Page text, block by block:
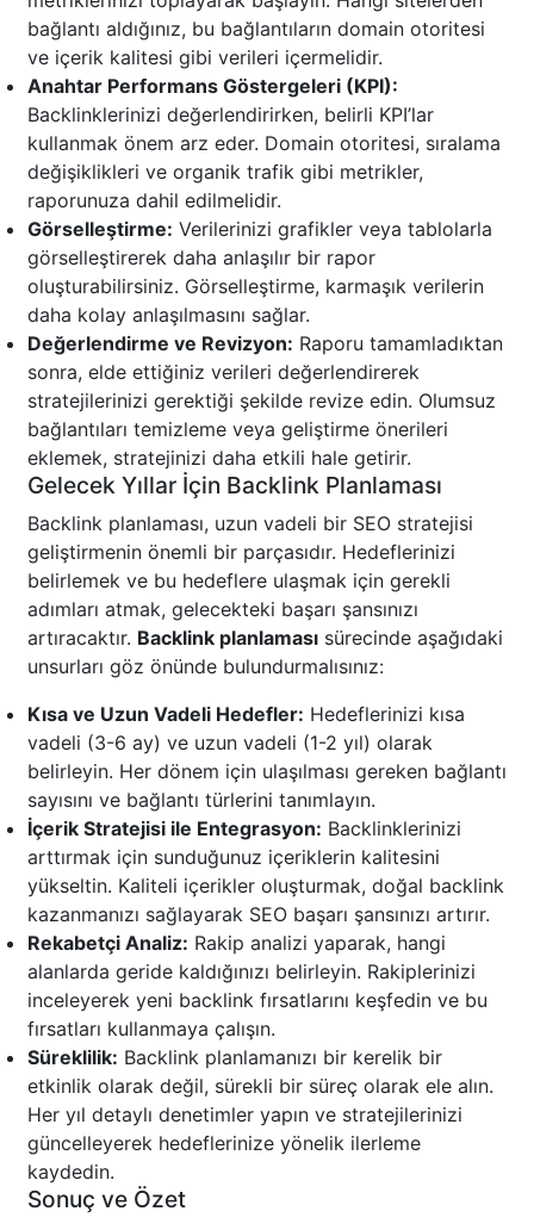
bağlantı aldığınız, bu bağlantıların domain otoritesi
ve içerik kalitesi gibi verileri içermelidir.
Anahtar Performans Göstergeleri (KPI):
Backlinklerinizi değerlendirirken, belirli KPI’lar
kullanmak önem arz eder. Domain otoritesi, sıralama
değişiklikleri ve organik trafik gibi metrikler,
raporunuza dahil edilmelidir.
Görselleştirme: Verilerinizi grafikler veya tablolarla
görselleştirerek daha anlaşılır bir rapor
oluşturabilirsiniz. Görselleştirme, karmaşık verilerin
daha kolay anlaşılmasını sağlar.
Değerlendirme ve Revizyon: Raporu tamamladıktan
sonra, elde ettiğiniz verileri değerlendirerek
stratejilerinizi gerektiği şekilde revize edin. Olumsuz
bağlantıları temizleme veya geliştirme önerileri
eklemek, stratejinizi daha etkili hale getirir.
Gelecek Yıllar İçin Backlink Planlaması
Backlink planlaması, uzun vadeli bir SEO stratejisi
geliştirmenin önemli bir parçasıdır. Hedeflerinizi
belirlemek ve bu hedeflere ulaşmak için gerekli
adımları atmak, gelecekteki başarı şansınızı
artıracaktır. Backlink planlaması sürecinde aşağıdaki
unsurları göz önünde bulundurmalısınız:
Kısa ve Uzun Vadeli Hedefler: Hedeflerinizi kısa
vadeli (3-6 ay) ve uzun vadeli (1-2 yıl) olarak
belirleyin. Her dönem için ulaşılması gereken bağlantı
sayısını ve bağlantı türlerini tanımlayın.
İçerik Stratejisi ile Entegrasyon: Backlinklerinizi
arttırmak için sunduğunuz içeriklerin kalitesini
yükseltin. Kaliteli içerikler oluşturmak, doğal backlink
kazanmanızı sağlayarak SEO başarı şansınızı artırır.
Rekabetçi Analiz: Rakip analizi yaparak, hangi
alanlarda geride kaldığınızı belirleyin. Rakiplerinizi
inceleyerek yeni backlink fırsatlarını keşfedin ve bu
fırsatları kullanmaya çalışın.
Süreklilik: Backlink planlamanızı bir kerelik bir
etkinlik olarak değil, sürekli bir süreç olarak ele alın.
Her yıl detaylı denetimler yapın ve stratejilerinizi
güncelleyerek hedeflerinize yönelik ilerleme
kaydedin.
Sonuç ve Özet